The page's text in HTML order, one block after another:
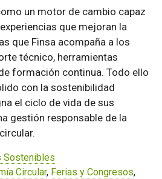
un motor de cambio capaz
que mejoran la
que Finsa acompaña a los
técnico, herramientas
formación continua. Todo ello
con la sostenibilidad
el ciclo de vida de sus
gestión responsable de la
Sostenibles
Circular, Ferias y Congresos,